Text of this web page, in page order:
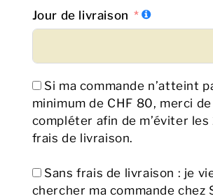
Jour de livraison
Si ma commande n’atteint
minimum de CHF 80, merci de
compléter afin de m’éviter les
frais de livraison.
Sans frais de livraison : je
chercher ma commande chez